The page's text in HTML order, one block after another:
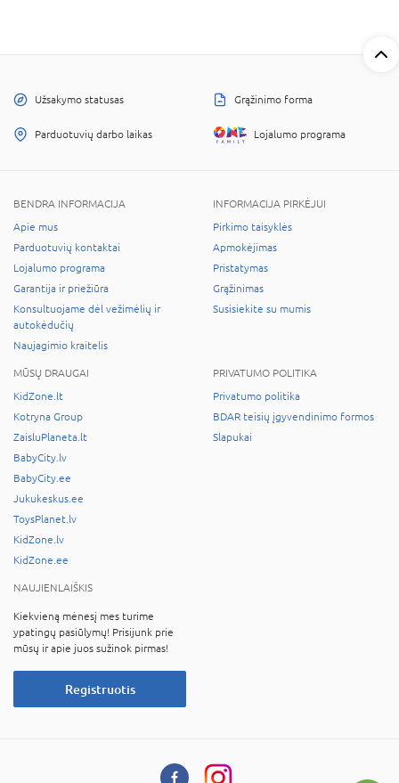
Užsakymo statusas Grąžinimo forma
Parduotuvių darbo laikas Lojalumo programa
BENDRA INFORMACIJA
Apie mus
Parduotuvių kontaktai
Lojalumo programa
Garantija ir priežiūra
Konsultuojame dėl vežimėlių ir
autokėdučių
Naujagimio kraitelis
INFORMACIJA PIRKĖJUI
Pirkimo taisyklės
Apmokėjimas
Pristatymas
Grąžinimas
Susisiekite su mumis
MŪSŲ DRAUGAI
KidZone.lt
Kotryna Group
ZaisluPlaneta.lt
BabyCity.lv
BabyCity.ee
Jukukeskus.ee
ToysPlanet.lv
KidZone.lv
KidZone.ee
PRIVATUMO POLITIKA
Privatumo politika
BDAR teisių įgyvendinimo formos
Slapukai
NAUJIENLAIŠKIS
Kiekvieną mėnesį mes turime
ypatingų pasiūlymų! Prisijunk prie
mūsų ir apie juos sužinok pirmas!
Registruotis